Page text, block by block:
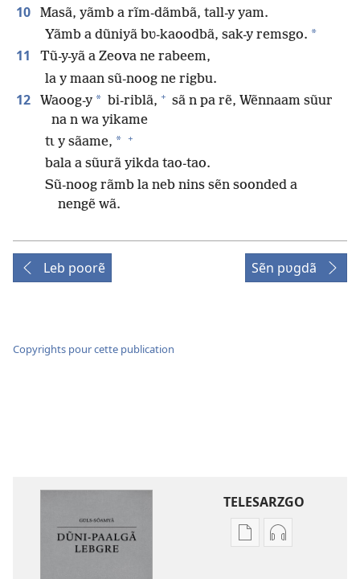
10
Masã, yãmb a rĩm-dãmbã, tall-y yam.
Yãmb a dũniyã bʋ-kaoodbã, sak-y remsgo. *
11
Tũ-y-yã a Zeova ne rabeem,
la y maan sũ-noog ne rigbu.
12 Waoog-y * bi-riblã, + sã n pa rẽ, Wẽnnaam sũur
na n wa yikame
tɩ y sãame, * +
bala a sũurã yikda tao-tao.
Sũ-noog rãmb la neb nins sẽn soonded a
nengẽ wã.
Leb poorẽ Sẽn pʋgdã
Copyrights pour cette publication
TELESARZGO
OptionsOptions